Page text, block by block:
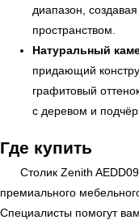
диапазон,
пространством.
Натуральный
придающий
графитовый
с деревом и
Где купить
Столик Zenith
премиального
Специалисты помогут